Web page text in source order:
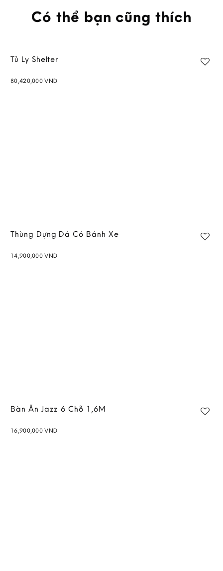
Có thể bạn cũng thích
Tủ Ly Shelter
80,420,000VND
Thùng Đựng Đá Có Bánh Xe
14,900,000VND
Bàn Ăn Jazz 6 Chỗ 1,6M
16,900,000VND